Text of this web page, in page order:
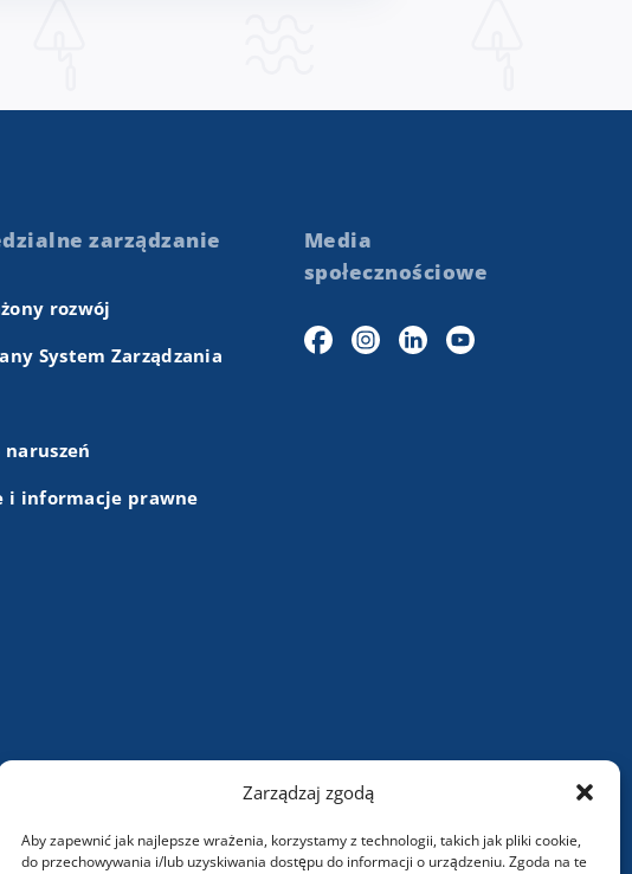
Zarządzaj zgodą
Aby zapewnić jak najlepsze wrażenia, korzystamy z technologii, takich jak pliki cookie,
do przechowywania i/lub uzyskiwania dostępu do informacji o urządzeniu. Zgoda na te
zarządzanie
rozwój
System Zarządzania
naruszeń
i informacje prawne
Media
społecznościowe
info@wartasa.com.pl